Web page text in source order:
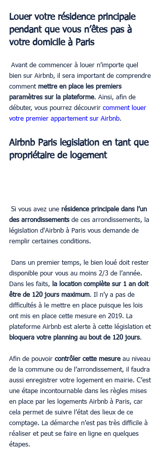
Louer votre résidence principale
pendant que vous n’êtes pas à
votre domicile à Paris
bien sur Airbnb, il sera important de comprendre
comment mettre en place les premiers
paramètres sur la plateforme. Ainsi, afin de
débuter, vous pourrez découvrir comment louer
votre premier appartement sur Airbnb.
Airbnb Paris legislation en tant que
propriétaire de logement
Si vous avez une résidence principale dans l’un
des arrondissements de ces arrondissements, la
législation d'Airbnb à Paris vous demande de
remplir certaines conditions.
disponible pour vous au moins 2/3 de l’année.
Dans les faits,
la location complète sur 1 an doit
être de 120 jours maximum. Il n’y a pas de
difficultés à le mettre en place puisque les lois
ont mis en place cette mesure en 2019. La
plateforme Airbnb est alerte à cette législation et
bloquera votre planning au bout de 120 jours.
Afin de pouvoir contrôler cette mesure au niveau
de la commune ou de l’arrondissement, il faudra
aussi enregistrer votre logement en mairie. C’est
une étape incontournable dans les règles mises
en place par les logements Airbnb à Paris, car
cela permet de suivre l’état des lieux de ce
comptage. La démarche n’est pas très difficile à
réaliser et peut se faire en ligne en quelques
étapes.